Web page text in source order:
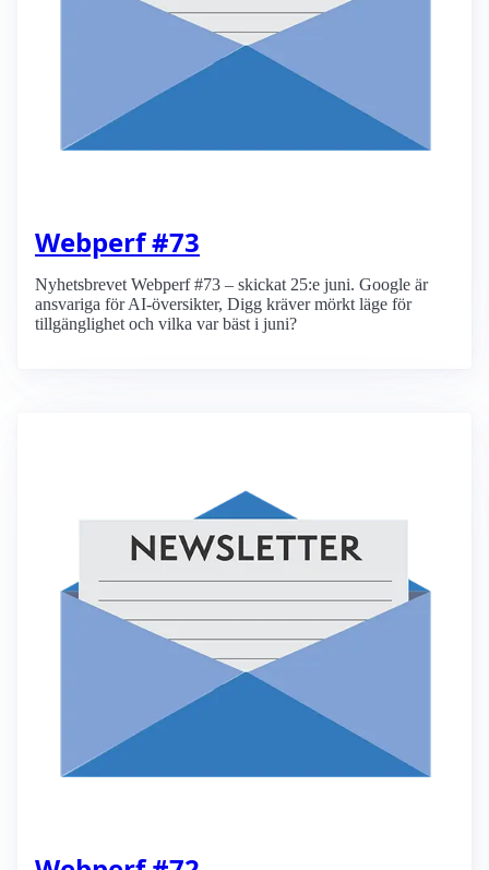
Webperf #73
Nyhetsbrevet Webperf #73 – skickat 25:e juni. Google är
ansvariga för AI-översikter, Digg kräver mörkt läge för
tillgänglighet och vilka var bäst i juni?